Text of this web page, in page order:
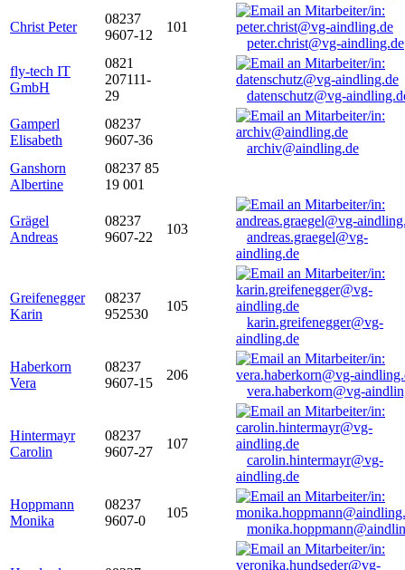
Christ Peter
08237
9607-12
101
peter.christ@vg-aindling.de
fly-tech IT
GmbH
0821
207111-
29
datenschutz@vg-
Gamperl
Elisabeth
08237
9607-36
archiv@aindling.de
Ganshorn
Albertine
08237 85
19 001
Grägel
Andreas
08237
9607-22
103
andreas.graegel@vg-
aindling.de
Greifenegger
Karin
08237
952530
105
karin.greifenegger@vg-
aindling.de
Haberkorn
Vera
08237
9607-15
206
vera.haberkorn@vg-
Hintermayr
Carolin
08237
9607-27
107
carolin.hintermayr@vg-
aindling.de
Hoppmann
Monika
08237
9607-0
105